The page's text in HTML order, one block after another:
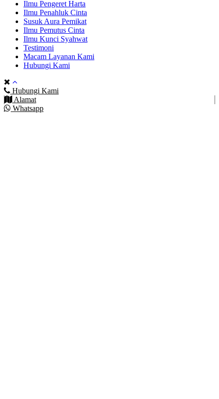
Ilmu Pengeret Harta
Ilmu Penahluk Cinta
Susuk Aura Pemikat
Ilmu Pemutus Cinta
Ilmu Kunci Syahwat
Testimoni
Macam Layanan Kami
Hubungi Kami
Hubungi Kami
Alamat
Whatsapp